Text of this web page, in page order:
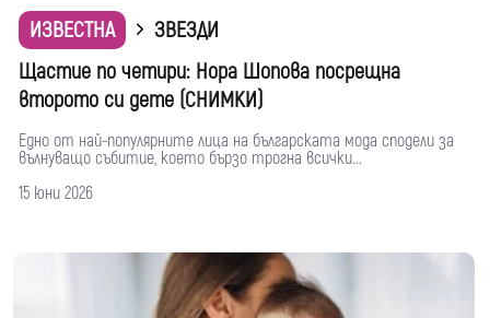
ИЗВЕСТНА
ЗВЕЗДИ
Щастие по четири: Нора Шопова посрещна
второто си дете (СНИМКИ)
Едно от най-популярните лица на българската мода сподели за
вълнуващо събитие, което бързо трогна всички...
15 юни 2026